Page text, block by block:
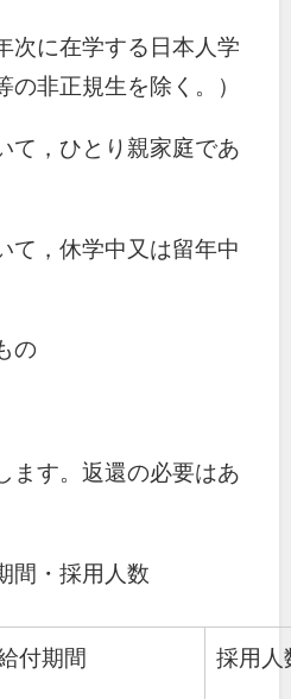
に在学する日本人学
非正規生を除く。）
，ひとり親家庭であ
，休学中又は留年中
の
す。返還の必要はあ
間・採用人数
付期間 採用人